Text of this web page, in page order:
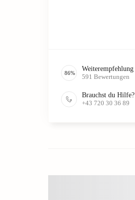
86%
Weiterempfehlung
591 Bewertungen
Brauchst du Hilfe?
+43 720 30 36 89